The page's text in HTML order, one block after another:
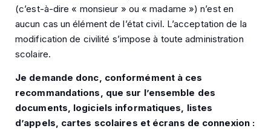
(c’est-à-dire « monsieur » ou « madame ») n’est en
aucun cas un élément de l’état civil. L’acceptation de la
modification de civilité s’impose à toute administration
scolaire.
Je demande donc, conformément à ces
recommandations, que sur l’ensemble des
documents, logiciels informatiques, listes
d’appels, cartes scolaires et écrans de connexion :